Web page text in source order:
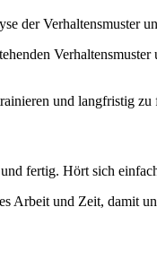
der Verhaltensmuster
und langfristig zu
fertig. Hört sich
Arbeit und Zeit, damit